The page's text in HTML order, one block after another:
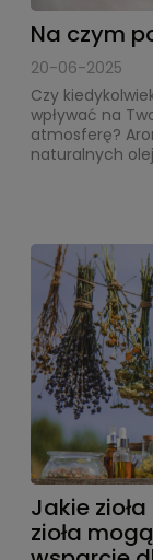
Na czym
20-06-2025
Czy
wpływać na
atmosferę?
naturalnych
Jakie
zioła